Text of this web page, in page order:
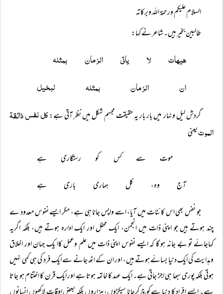
السلام علیکم ورحمۃ اللہ وبرکاتہ
طالبین بخیر ہیں۔ شاعر نے کہا:
ھیھات لا یاتی الزمان بمثلہ
ان الزمان بمثلہ لبخیل
گردش لیل ونہار میں بار بار یہ حقیقت مجسم شکل میں نظر آتی ہے:کل نفس ذائقۃ
الموتیعنی
موت سے کس کو رستگاری ہے
آج وہ، کل ہماری باری ہے
جو نفس بھی اس کائنات میں آیا، اسے واپس جانا ہی ہے، مگر ایسے نفوس معدود ے
چند ہوتے ہیں جو اپنی ذات میں انجمن، ایک محفل اور ایک ادارہ ہوتے ہیں، بلکہ اگریہ
کہاجائے تو بے جانہ ہو گا کہ ایسے نفوس اپنی ذات میں علم وعمل کاا یک جہان اور اخلاق
وہدایت کی ایک دنیا بسائے ہوتے ہیں، اور ان کے اٹھ جانے سے ایک فرد کی ہی کمی نہیں
ہوتی بلکہ پوری سبھا ہی اجڑ جاتی ہے۔ ایک عہد کا خاتمہ ہوتا ہے اور ایک قرن کا اختتام ہو جاتا